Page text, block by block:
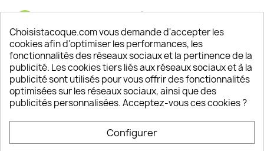
Satisfaction de nos clients
Depuis 2009, entre 92% et 94% de nos clients
sont satisfaits de nos produits
Un SAV à votre écoute
Notre SAV est disponible 6/7J de 10h à 18H
Choisistacoque.com vous demande d'accepter les
cookies afin d'optimiser les performances, les
fonctionnalités des réseaux sociaux et la pertinence de la
publicité. Les cookies tiers liés aux réseaux sociaux et à la
publicité sont utilisés pour vous offrir des fonctionnalités
optimisées sur les réseaux sociaux, ainsi que des
publicités personnalisées. Acceptez-vous ces cookies ?
Configurer